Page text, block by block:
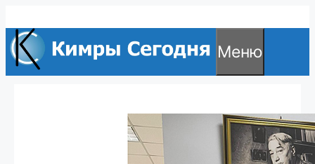
к
содержимому
Меню